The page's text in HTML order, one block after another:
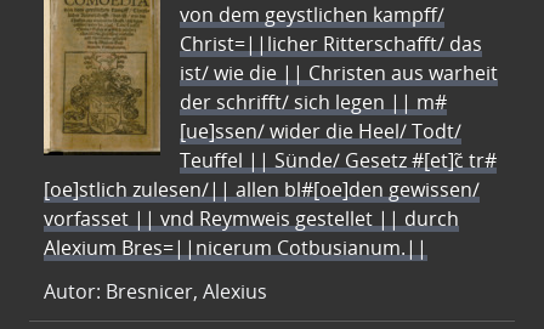
von dem geystlichen kampff/
Christ=||licher Ritterschafft/ das
ist/ wie die || Christen aus warheit
der schrifft/ sich legen || m#
[ue]ssen/ wider die Heel/ Todt/
Teuffel || Sünde/ Gesetz #[et]c̃ tr#
[oe]stlich zulesen/|| allen bl#[oe]den gewissen/
vorfasset || vnd Reymweis gestellet || durch
Alexium Bres=||nicerum Cotbusianum.||
Autor: Bresnicer, Alexius